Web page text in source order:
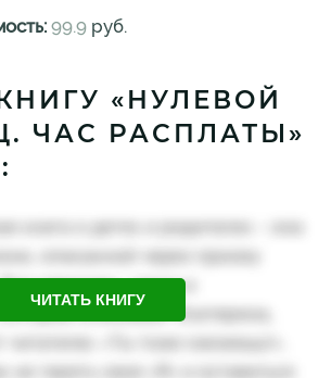
99.9 руб.
«НУЛЕВОЙ
ЧАС РАСПЛАТЫ»
ЧИТАТЬ КНИГУ